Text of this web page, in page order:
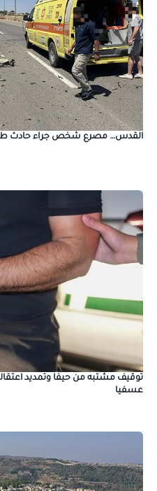
القدس… مصرع شخص جراء حادث
توقيف مشتبه من حيفا وتمديد
عسفيا